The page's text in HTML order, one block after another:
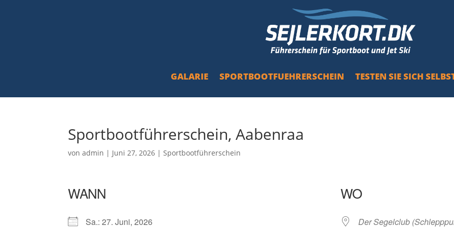
GALARIE SPORTBOOTFUEHRERSCHEIN TESTEN SIE SICH
Sportbootführerschein, Aabenraa
vonadmin | Juni 27, 2026 | Sportbootführerschein
WANN
Sa.: 27. Juni, 2026
WO
Der Segelclub